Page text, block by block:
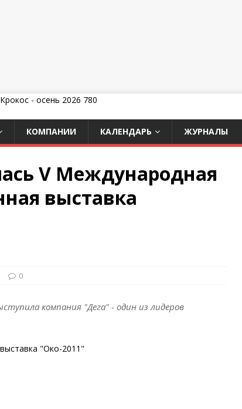
КОМПАНИИ КАЛЕНДАРЬ ЖУРНАЛЫ
V Международная
выставка
0
компания "Дега" - один из лидеров